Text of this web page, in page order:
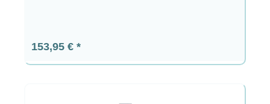
Prix régulier :
153,95 €